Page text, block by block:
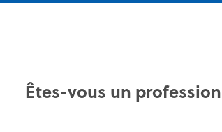
Êtes-vous un